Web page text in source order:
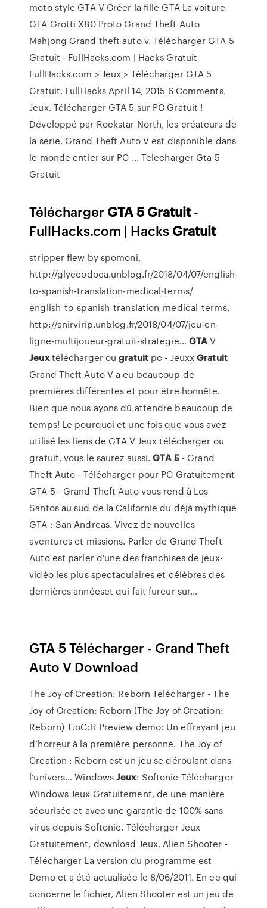
moto style GTA V Créer la fille GTA La voiture
GTA Grotti X80 Proto Grand Theft Auto
Mahjong Grand theft auto v. Télécharger GTA 5
Gratuit - FullHacks.com | Hacks Gratuit
FullHacks.com > Jeux > Télécharger GTA 5
Gratuit. FullHacks April 14, 2015 6 Comments.
Jeux. Télécharger GTA 5 sur PC Gratuit !
Développé par Rockstar North, les créateurs de
la série, Grand Theft Auto V est disponible dans
le monde entier sur PC ... Telecharger Gta 5
Gratuit
Télécharger GTA5 Gratuit-
FullHacks.com | Hacks Gratuit
stripper flew by spomoni,
http://glyccodoca.unblog.fr/2018/04/07/english-
to-spanish-translation-medical-terms/
english_to_spanish_translation_medical_terms,
http://anirvirip.unblog.fr/2018/04/07/jeu-en-
ligne-multijoueur-gratuit-strategie… GTAV
Jeuxtélécharger ougratuitpc - JeuxxGratuit
Grand Theft Auto V a eu beaucoup de
premières différentes et pour être honnête.
Bien que nous ayons dû attendre beaucoup de
temps! Le pourquoi et une fois que vous avez
utilisé les liens de GTA V Jeux télécharger ou
gratuit, vous le saurez aussi.GTA 5- Grand
Theft Auto - Télécharger pour PC Gratuitement
GTA 5 - Grand Theft Auto vous rend à Los
Santos au sud de la Californie du déjà mythique
GTA : San Andreas. Vivez de nouvelles
aventures et missions. Parler de Grand Theft
Auto est parler d'une des franchises de jeux-
vidéo les plus spectaculaires et célèbres des
dernières annéeset qui fait fureur sur...
GTA 5 Télécharger - Grand Theft
Auto V Download
The Joy of Creation: Reborn Télécharger - The
Joy of Creation: Reborn (The Joy of Creation:
Reborn) TJoC:R Preview demo: Un effrayant jeu
d’horreur à la première personne. The Joy of
Creation : Reborn est un jeu se déroulant dans
l’univers…WindowsJeux: Softonic Télécharger
Windows Jeux Gratuitement, de une manière
sécurisée et avec une garantie de 100% sans
virus depuis Softonic. Télécharger Jeux
Gratuitement, download Jeux.Alien Shooter -
Télécharger La version du programme est
Demo et a été actualisée le 8/06/2011. En ce qui
concerne le fichier, Alien Shooter est un jeu de